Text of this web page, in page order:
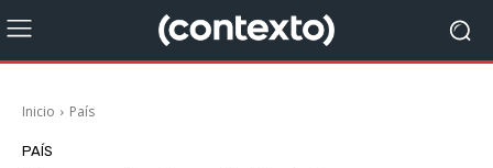
Inicio País
PAÍS